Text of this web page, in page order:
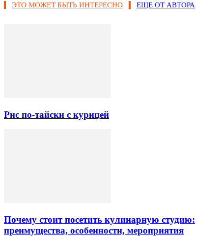
ЭТО МОЖЕТ БЫТЬ ИНТЕРЕСНО ЕЩЕ ОТ АВТОРА
Рис по-тайски с курицей
Почему стоит посетить кулинарную студию:
преимущества, особенности, мероприятия